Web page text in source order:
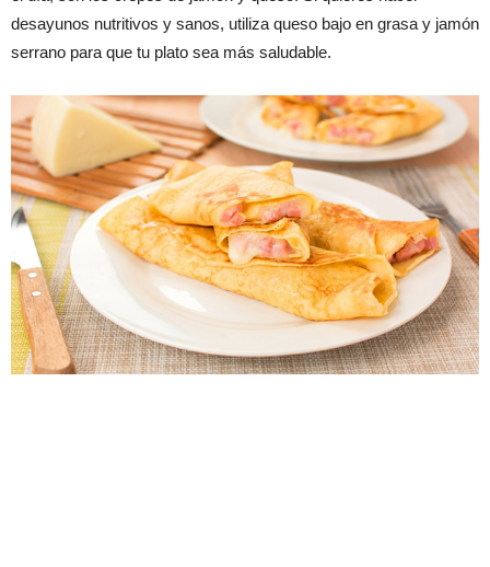
desayunos nutritivos y sanos, utiliza queso bajo en grasa y jamón
serrano para que tu plato sea más saludable.